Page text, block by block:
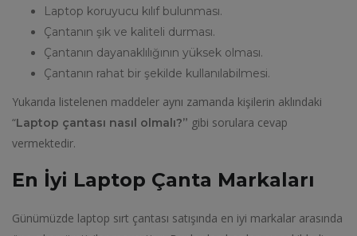
Laptop koruyucu kılıf bulunması.
Çantanın şık ve kaliteli durması.
Çantanın dayanaklılığının yüksek olması.
Çantanın rahat bir şekilde kullanılabilmesi.
Yukarıda listelenen maddeler aynı zamanda kişilerin aklındaki
“Laptop çantası nasıl olmalı?” gibi sorulara cevap
vermektedir.
En İyi Laptop Çanta Markaları
Günümüzde laptop sırt çantası satışında en iyi markalar arasında